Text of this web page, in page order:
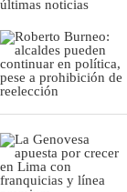
últimas noticias